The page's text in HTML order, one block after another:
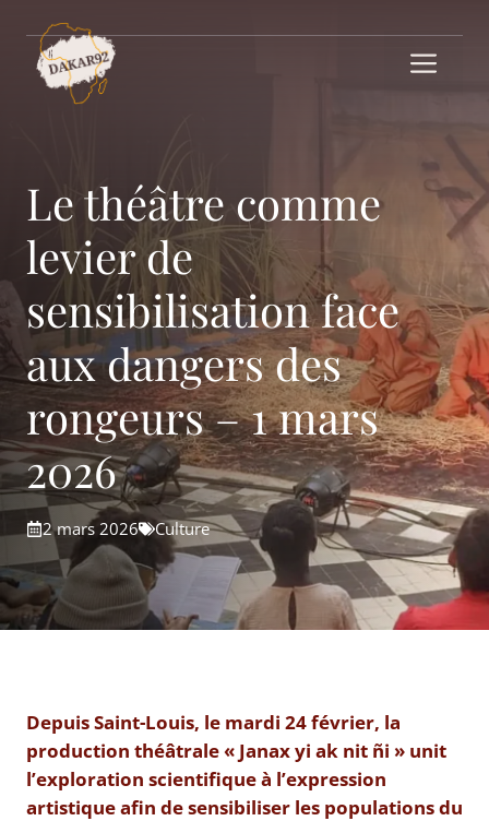
contenu
Le théâtre comme
levier de
sensibilisation face
aux dangers des
rongeurs – 1 mars
2026
2 mars 2026 Culture
Depuis Saint-Louis, le mardi 24 février, la
production théâtrale « Janax yi ak nit ñi » unit
l’exploration scientifique à l’expression
artistique afin de sensibiliser les populations du